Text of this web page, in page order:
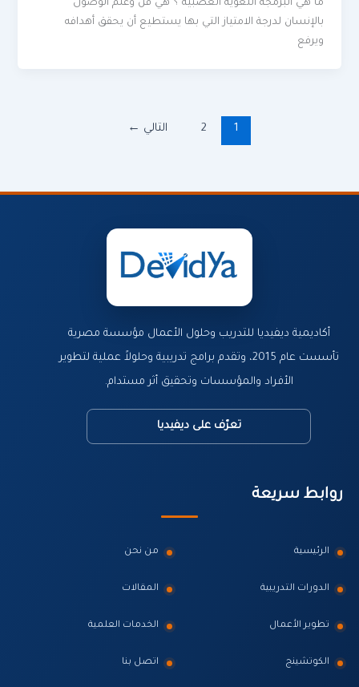
ما هي البرمجة اللغوية العصبية ؟ هي فن وعلم الوصول
بالإنسان لدرجة الامتياز التي بها يستطيع أن يحقق أهدافه
ويرفع
1
2 التالي ←
أكاديمية ديفيديا للتدريب وحلول الأعمال مؤسسة مصرية
تأسست عام 2015، وتقدم برامج تدريبية وحلولاً عملية لتطوير
الأفراد والمؤسسات وتحقيق أثر مستدام.
تعرّف على ديفيديا
روابط سريعة
الرئيسية من نحن
الدورات التدريبية المقالات
تطوير الأعمال الخدمات العلمية
الكوتشينج اتصل بنا